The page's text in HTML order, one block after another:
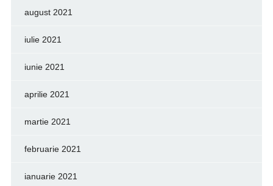
august 2021
iulie 2021
iunie 2021
aprilie 2021
martie 2021
februarie 2021
ianuarie 2021